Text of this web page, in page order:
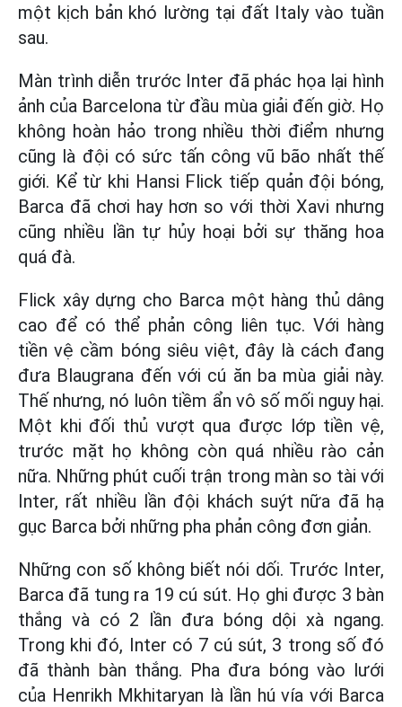
một kịch bản khó lường tại đất Italy vào tuần
sau.
Màn trình diễn trước Inter đã phác họa lại hình
ảnh của Barcelona từ đầu mùa giải đến giờ. Họ
không hoàn hảo trong nhiều thời điểm nhưng
cũng là đội có sức tấn công vũ bão nhất thế
giới. Kể từ khi Hansi Flick tiếp quản đội bóng,
Barca đã chơi hay hơn so với thời Xavi nhưng
cũng nhiều lần tự hủy hoại bởi sự thăng hoa
quá đà.
Flick xây dựng cho Barca một hàng thủ dâng
cao để có thể phản công liên tục. Với hàng
tiền vệ cầm bóng siêu việt, đây là cách đang
đưa Blaugrana đến với cú ăn ba mùa giải này.
Thế nhưng, nó luôn tiềm ẩn vô số mối nguy hại.
Một khi đối thủ vượt qua được lớp tiền vệ,
trước mặt họ không còn quá nhiều rào cản
nữa. Những phút cuối trận trong màn so tài với
Inter, rất nhiều lần đội khách suýt nữa đã hạ
gục Barca bởi những pha phản công đơn giản.
Những con số không biết nói dối. Trước Inter,
Barca đã tung ra 19 cú sút. Họ ghi được 3 bàn
thắng và có 2 lần đưa bóng dội xà ngang.
Trong khi đó, Inter có 7 cú sút, 3 trong số đó
đã thành bàn thắng. Pha đưa bóng vào lưới
của Henrikh Mkhitaryan là lần hú vía với Barca